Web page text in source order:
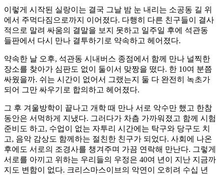
이렇게 시작된 실랑이는 결국 그날 밤 눈 내리는 소공동 길 위
에서 주먹다짐으로까지 이어졌다. 다행히 다른 친구들이 결사
적으로 말려 싸움의 결말을 보지 못하고 일주일 후에 석관동
들판에서 다시 만나 결투하기로 약속하고 헤어졌다.
약속한 날 오후, 석관동 시내버스 종점에서 함께 만나 널찍한
장소를 찾아가 심판도 없이 둘이서 맞짱을 떴다. 한 10여 분쯤
싸웠을까. 쉬는 시간이 없어서 그랬는지 둘 다 완전히 녹초가
되어 그만 싸우기로 합의하고 헤어졌다.
그 후 겨울방학이 끝나고 개학 때 만나 서로 악수만 했고 한참
동안은 서먹하게 지냈다. 그러다가 차츰 가까워졌고 함께 시험
준비도 하고, 수업이 없는 자투리 시간에는 탁구와 당구도 치
고, 음악 감상도 함께하는 절친한 친구가 되었다. 사회에 나온
후에도 서로의 조경사를 챙겨주며 가끔 연락해 만난다. 그렇게
서로를 아끼고 위하는 우리들의 우정은 40여 년이 지난 지금까
지도 변함이 없다. 크리스마스이브의 악연이 오히려 수십 년